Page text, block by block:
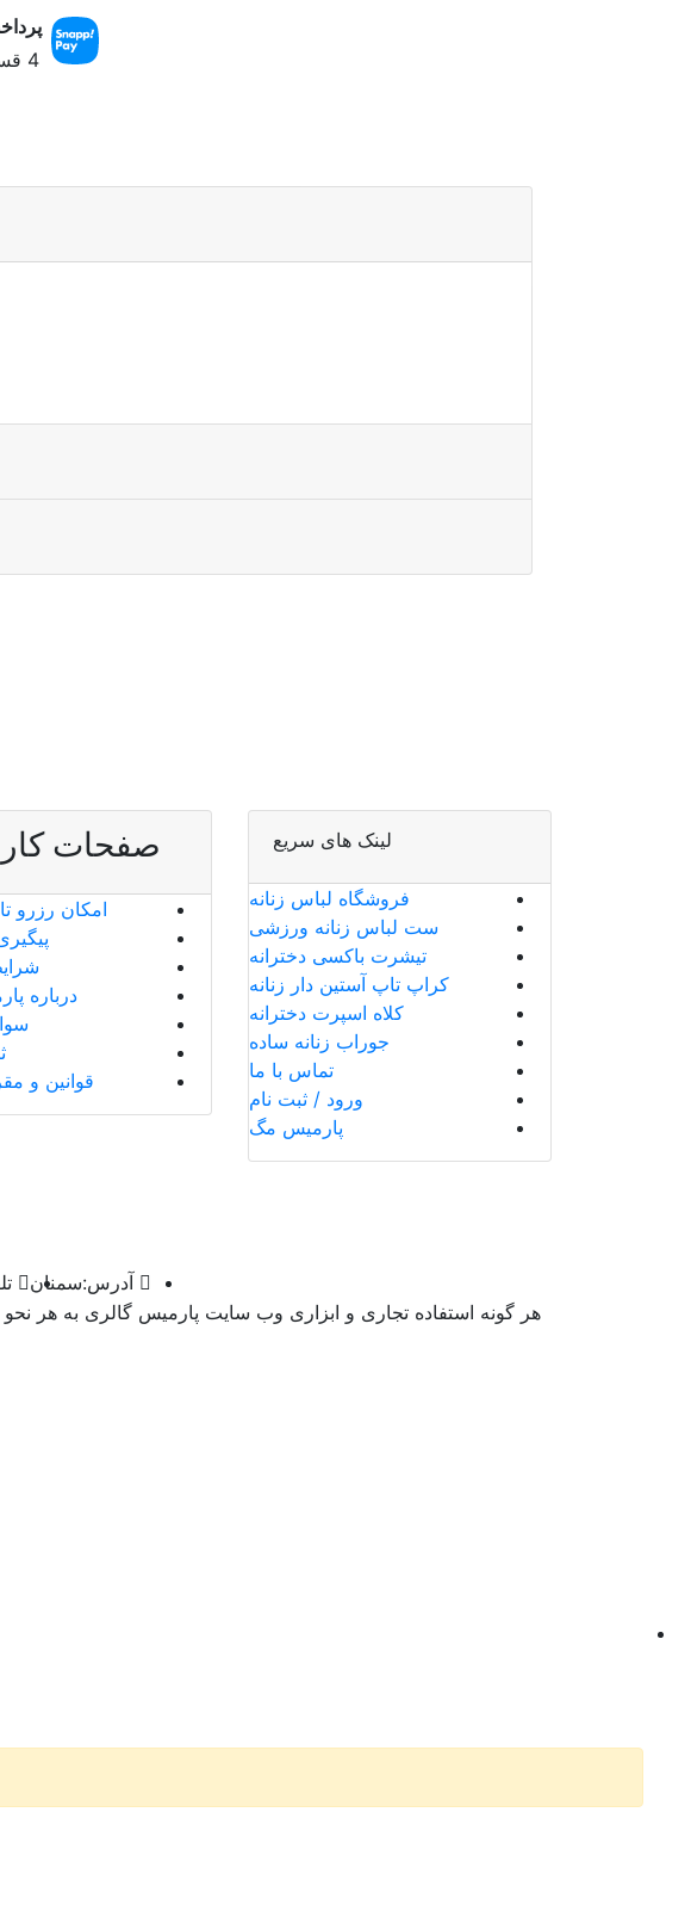
4 قسط بدون کارمزد ، ماهانه
لینک های سریع
فروشگاه لباس زنانه
ست لباس زنانه ورزشی
تیشرت باکسی دخترانه
کراپ تاپ آستین دار زنانه
کلاه اسپرت دخترانه
جوراب زنانه ساده
تماس با ما
ورود / ثبت نام
پارمیس مگ
صفحات
امکان رزرو تا ۷۲ ساعت!
درباره
قوانین و
آدرس:سمنان
هر گونه استفاده تجاری و ابزاری وب سایت پارمیس گالری به هر